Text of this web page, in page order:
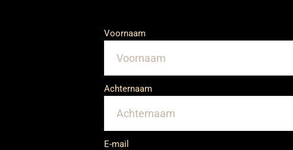
Voornaam
Achternaam
E-mail